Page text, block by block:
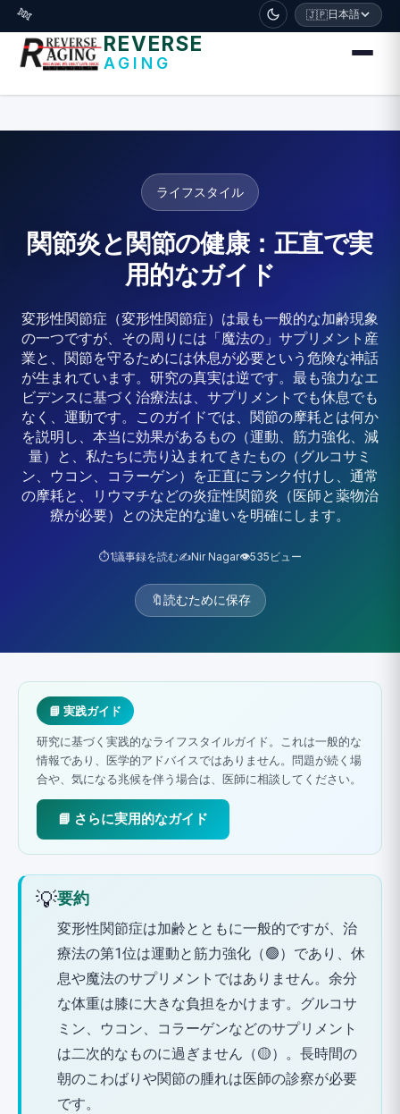
דלג לתוכן הראשי
🧬 🇯🇵日本語
REVERSE
AGING
ライフスタイル
関節炎と関節の健康：正直で実
用的なガイド
変形性関節症（変形性関節症）は最も一般的な加齢現象
の一つですが、その周りには「魔法の」サプリメント産
業と、関節を守るためには休息が必要という危険な神話
が生まれています。研究の真実は逆です。最も強力なエ
ビデンスに基づく治療法は、サプリメントでも休息でも
なく、運動です。このガイドでは、関節の摩耗とは何か
を説明し、本当に効果があるもの（運動、筋力強化、減
量）と、私たちに売り込まれてきたもの（グルコサミ
ン、ウコン、コラーゲン）を正直にランク付けし、通常
の摩耗と、リウマチなどの炎症性関節炎（医師と薬物治
療が必要）との決定的な違いを明確にします。
⏱️1議事録を読む✍️Nir Nagar👁️535 ビュー
🔖読むために保存
📘 実践ガイド
研究に基づく実践的なライフスタイルガイド。これは一般的な
情報であり、医学的アドバイスではありません。問題が続く場
合や、気になる兆候を伴う場合は、医師に相談してください。
📘 さらに実用的なガイド
💡要約
変形性関節症は加齢とともに一般的ですが、治
療法の第1位は運動と筋力強化（🟢）であり、休
息や魔法のサプリメントではありません。余分
な体重は膝に大きな負担をかけます。グルコサ
ミン、ウコン、コラーゲンなどのサプリメント
は二次的なものに過ぎません（🟡）。長時間の
朝のこわばりや関節の腫れは医師の診察が必要
です。